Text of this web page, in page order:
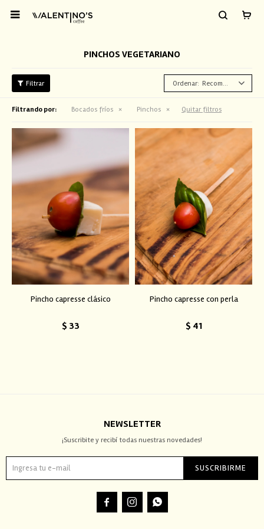

PINCHOS VEGETARIANO
Recomendados
Filtrando por: Bocados fríos Pinchos Quitar filtros
Pincho capresse clásico
$ 33
Pincho capresse con perla
$ 41
NEWSLETTER
¡Suscribite y recibí todas nuestras novedades!
SUSCRIBIRME
  